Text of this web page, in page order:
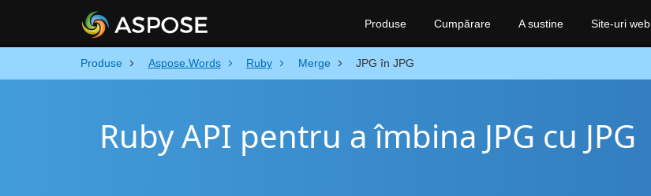
Produse Aspose.Words Ruby Merge JPG în JPG
Ruby API pentru a îmbina JPG cu JPG
Produse Cumpărare A sustine Site-uri web